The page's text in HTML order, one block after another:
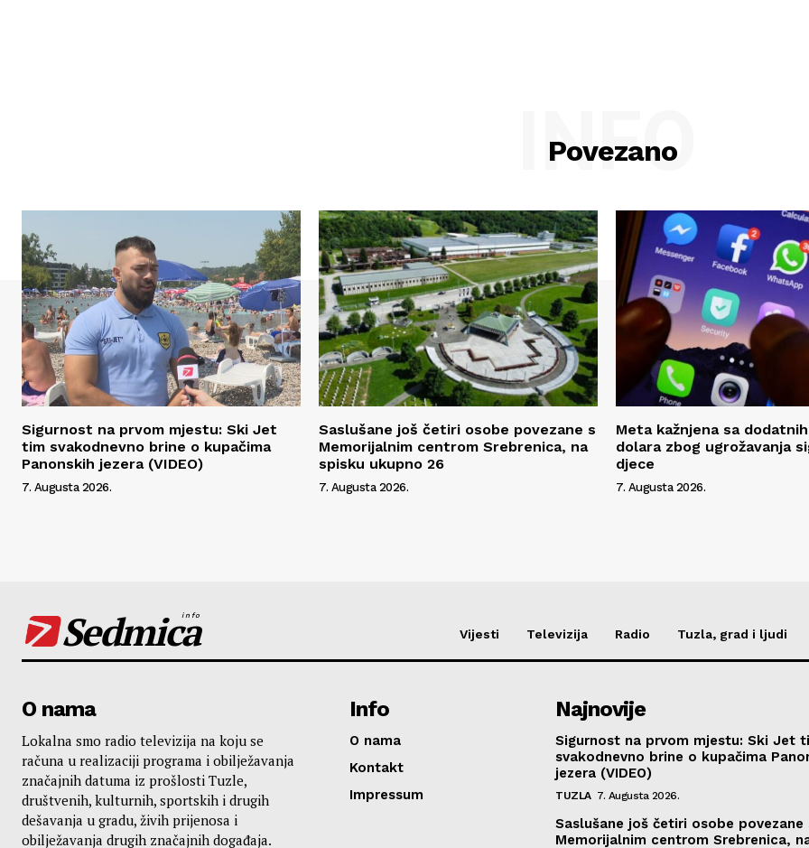
Povezano
INFO
Sigurnost na prvom mjestu: Ski Jet
tim svakodnevno brine o kupačima
Panonskih jezera (VIDEO)
7. Augusta 2026.
Saslušane još četiri osobe povezane s
Memorijalnim centrom Srebrenica, na
spisku ukupno 26
7. Augusta 2026.
Meta kažnjena sa
dolara zbog ugrožavanja
djece
7. Augusta 2026.
Sedmica
info
Vijesti Televizija Radio Tuzla, grad i ljudi
O nama
Lokalna smo radio televizija na koju se
računa u realizaciji programa i obilježavanja
značajnih datuma iz prošlosti Tuzle,
društvenih, kulturnih, sportskih i drugih
dešavanja u gradu, živih prijenosa i
obilježavanja drugih značajnih događaja.
Info
O nama
Kontakt
Impressum
Najnovije
Sigurnost na prvom mjestu: Ski Jet
svakodnevno brine o kupačima
jezera (VIDEO)
TUZLA 7. Augusta 2026.
Saslušane još četiri osobe povezane
Memorijalnim centrom Srebrenica,